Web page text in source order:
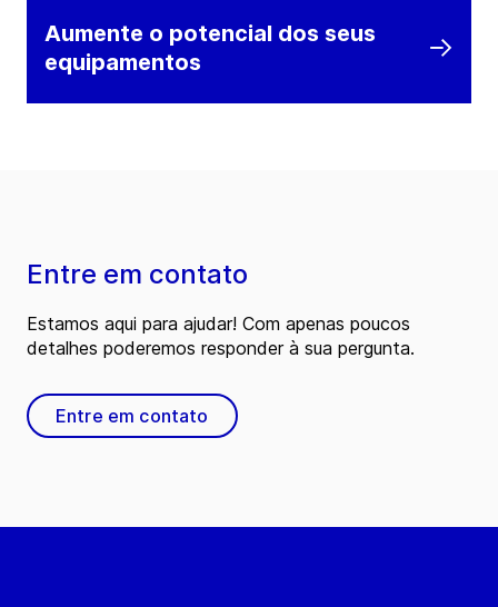
Aumente o potencial dos seus
equipamentos
Entre em contato
Estamos aqui para ajudar! Com apenas poucos
detalhes poderemos responder à sua pergunta.
Entre em contato